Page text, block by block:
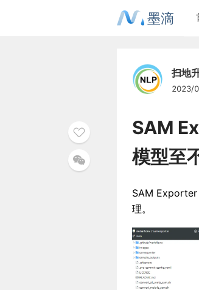
墨滴
扫地
2023/
SAM
模型至
SAM Exporter
理。